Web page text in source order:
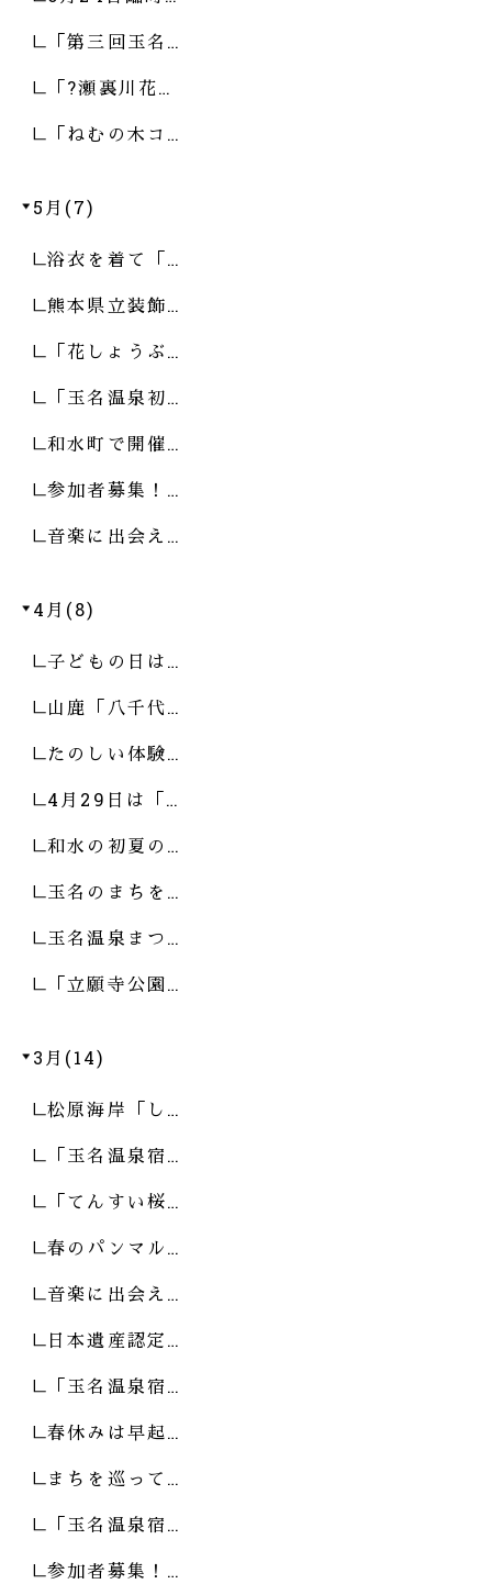
「第三回玉名…
「?瀬裏川花…
「ねむの木コ…
5月(7)
浴衣を着て「…
熊本県立装飾…
「花しょうぶ…
「玉名温泉初…
和水町で開催…
参加者募集！…
音楽に出会え…
4月(8)
子どもの日は…
山鹿「八千代…
たのしい体験…
4月29日は「…
和水の初夏の…
玉名のまちを…
玉名温泉まつ…
「立願寺公園…
3月(14)
松原海岸「し…
「玉名温泉宿…
「てんすい桜…
春のパンマル…
音楽に出会え…
日本遺産認定…
「玉名温泉宿…
春休みは早起…
まちを巡って…
「玉名温泉宿…
参加者募集！…